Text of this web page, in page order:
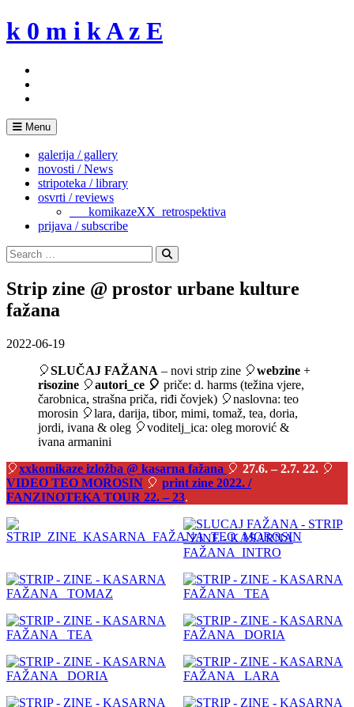
Skip
to
k 0 m i k A z E
Menu
galerija / gallery
novosti / News
stripoteka / library
osvrti / reviews
___komikazeXX_retrospektiva
prijava / subscribe
Search
for:
Search
Strip zine @ prostor urbane kulture
fažana
2022-06-19
🎈SLUČAJ FAŽANA – novi strip zine 🎈webzine +
risozine 🎈autori_ce 🎈 priče: d. harms (težina vjere,
čarobnica, strašna priča, riđi čovjek) 🎈naslovna: teo
morosin 🎈lara, darija, tibor, mimi, tomaž, tea, doria,
jordi, ivana & oleg 🎈voditelj_ica: oleg morović &
ivana armanini
🎈xxkomikaze izložba @ kasarna fažana 🎈 27.6. – 2.7. 22. 🎈
VIDEO TEO MOROSIN 🎈 print zine 2022. /
FANZINOTEKA TOUR 22. – 23.